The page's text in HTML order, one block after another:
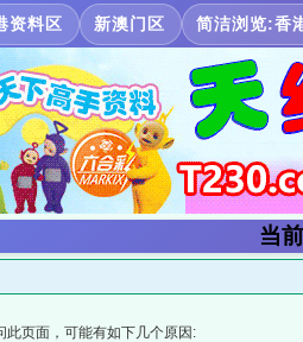
资料区 新澳门区 简洁浏览:香
当
此页面，可能有如下几个原因: